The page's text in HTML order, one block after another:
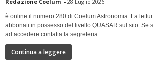
Redazione Coelum - 28 Luglio 2026
è online il numero 280 di Coelum Astronomia. La
abbonati in possesso del livello QUASAR sul sito. Se
ad accedere contatta la segreteria.
Continua a leggere